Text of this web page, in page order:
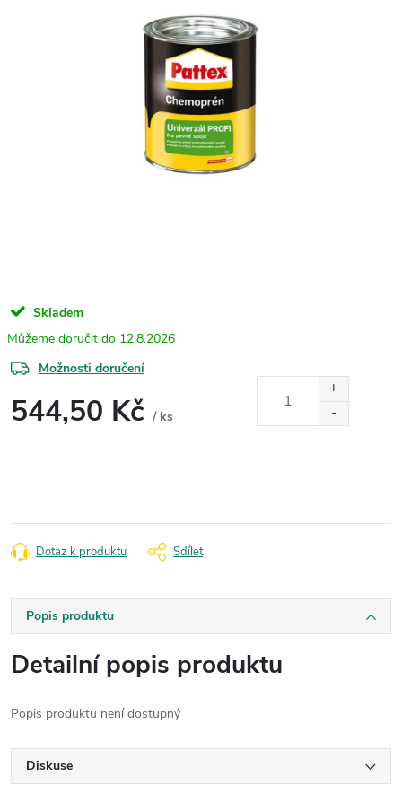
Skladem
12.8.2026
Možnosti doručení
544,50 Kč / ks
Dotaz k produktu Sdílet
Popis produktu
Detailní popis produktu
Popis produktu není dostupný
Diskuse